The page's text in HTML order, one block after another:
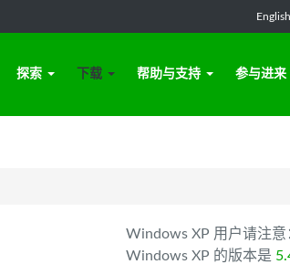
English
探索 下载 帮助与支持 参与进来
Windows XP 用户请注
Windows XP 的版本是